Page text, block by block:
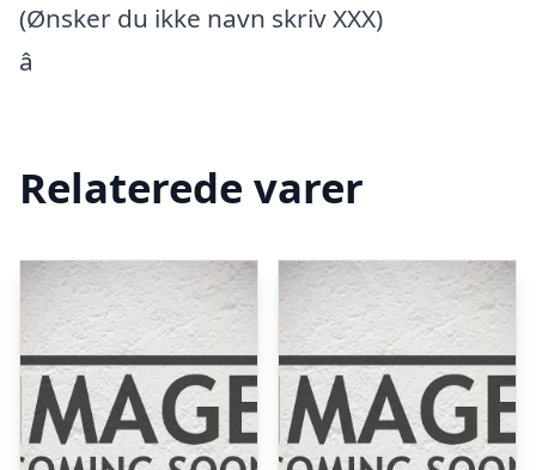
(Ønsker du ikke navn skriv XXX)
â
Relaterede varer